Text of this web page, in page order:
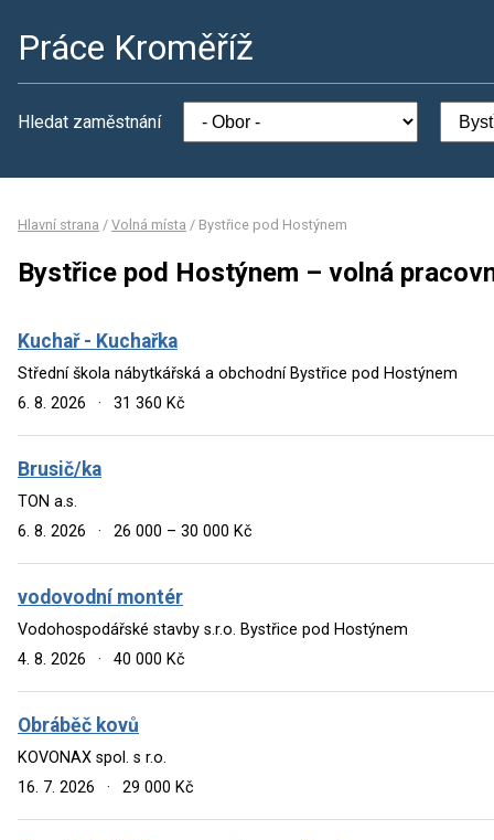
Práce Kroměříž
Hledat zaměstnání
Hlavní strana / Volná místa / Bystřice pod Hostýnem
Bystřice pod Hostýnem – volná
Kuchař - Kuchařka
Střední škola nábytkářská a obchodní Bystřice pod Hostýnem
6. 8. 2026
· 31 360 Kč
Brusič/ka
TON a.s.
6. 8. 2026
· 26 000 – 30 000 Kč
vodovodní montér
Vodohospodářské stavby s.r.o. Bystřice pod Hostýnem
4. 8. 2026
· 40 000 Kč
Obráběč kovů
KOVONAX spol. s r.o.
16. 7. 2026
· 29 000 Kč